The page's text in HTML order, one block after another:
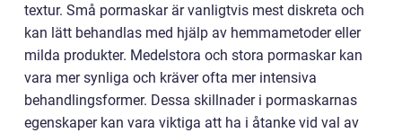
textur. Små pormaskar är vanligtvis mest diskreta och
kan lätt behandlas med hjälp av hemmametoder eller
milda produkter. Medelstora och stora pormaskar kan
vara mer synliga och kräver ofta mer intensiva
behandlingsformer. Dessa skillnader i pormaskarnas
egenskaper kan vara viktiga att ha i åtanke vid val av